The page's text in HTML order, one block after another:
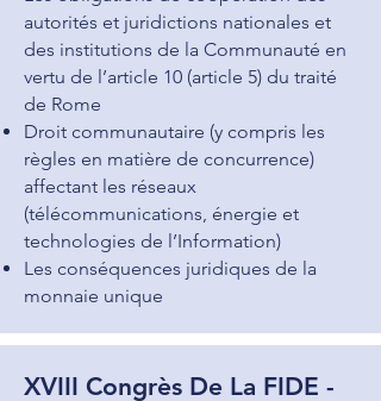
autorités et juridictions nationales et
des institutions de la Communauté en
vertu de l’article 10 (article 5) du traité
de Rome
Droit communautaire (y compris les
règles en matière de concurrence)
affectant les réseaux
(télécommunications, énergie et
technologies de l’Information)
Les conséquences juridiques de la
monnaie unique
XVIII Congrès De La FIDE -